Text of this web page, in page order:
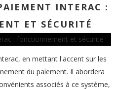
INTERAC :
ET SÉCURITÉ
en mettant l'accent sur les
du paiement. Il abordera
associés à ce système,